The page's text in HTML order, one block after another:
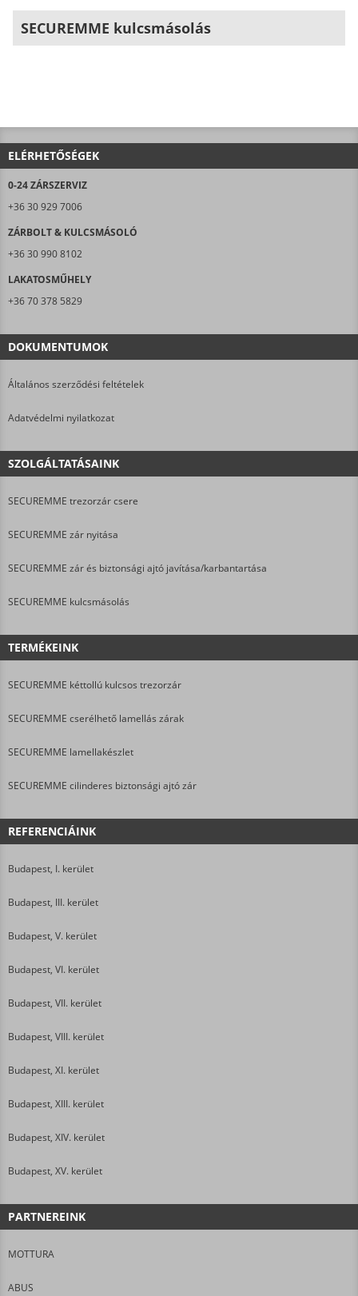
SECUREMME kulcsmásolás
ELÉRHETŐSÉGEK
0-24 ZÁRSZERVIZ
+36 30 929 7006
ZÁRBOLT & KULCSMÁSOLÓ
+36 30 990 8102
LAKATOSMŰHELY
+36 70 378 5829
DOKUMENTUMOK
Általános szerződési feltételek
Adatvédelmi nyilatkozat
SZOLGÁLTATÁSAINK
SECUREMME trezorzár csere
SECUREMME zár nyitása
SECUREMME zár és biztonsági ajtó javítása/karbantartása
SECUREMME kulcsmásolás
TERMÉKEINK
SECUREMME kéttollú kulcsos trezorzár
SECUREMME cserélhető lamellás zárak
SECUREMME lamellakészlet
SECUREMME cilinderes biztonsági ajtó zár
REFERENCIÁINK
Budapest, I. kerület
Budapest, III. kerület
Budapest, V. kerület
Budapest, VI. kerület
Budapest, VII. kerület
Budapest, VIII. kerület
Budapest, XI. kerület
Budapest, XIII. kerület
Budapest, XIV. kerület
Budapest, XV. kerület
PARTNEREINK
MOTTURA
ABUS